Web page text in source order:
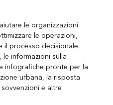
le organizzazioni
le operazioni,
il processo decisionale.
informazioni sulla
infografiche pronte per la
urbana, la risposta
e altre